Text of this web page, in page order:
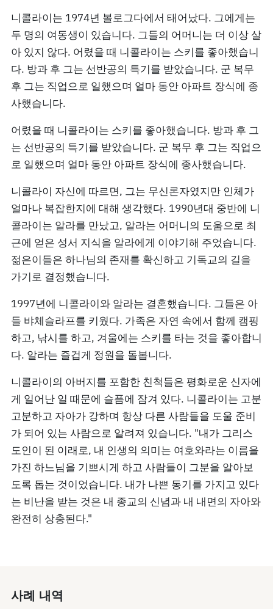
니콜라이는 1974년 볼로그다에서 태어났다. 그에게는
두 명의 여동생이 있습니다. 그들의 어머니는 더 이상 살
아 있지 않다. 어렸을 때 니콜라이는 스키를 좋아했습니
다. 방과 후 그는 선반공의 특기를 받았습니다. 군 복무
후 그는 직업으로 일했으며 얼마 동안 아파트 장식에 종
사했습니다.
어렸을 때 니콜라이는 스키를 좋아했습니다. 방과 후 그
는 선반공의 특기를 받았습니다. 군 복무 후 그는 직업으
로 일했으며 얼마 동안 아파트 장식에 종사했습니다.
니콜라이 자신에 따르면, 그는 무신론자였지만 인체가
얼마나 복잡한지에 대해 생각했다. 1990년대 중반에 니
콜라이는 알라를 만났고, 알라는 어머니의 도움으로 최
근에 얻은 성서 지식을 알라에게 이야기해 주었습니다.
젊은이들은 하나님의 존재를 확신하고 기독교의 길을
가기로 결정했습니다.
1997년에 니콜라이와 알라는 결혼했습니다. 그들은 아
들 뱌체슬라프를 키웠다. 가족은 자연 속에서 함께 캠핑
하고, 낚시를 하고, 겨울에는 스키를 타는 것을 좋아합니
다. 알라는 즐겁게 정원을 돌봅니다.
니콜라이의 아버지를 포함한 친척들은 평화로운 신자에
게 일어난 일 때문에 슬픔에 잠겨 있다. 니콜라이는 고분
고분하고 자아가 강하며 항상 다른 사람들을 도울 준비
가 되어 있는 사람으로 알려져 있습니다. "내가 그리스
도인이 된 이래로, 내 인생의 의미는 여호와라는 이름을
가진 하느님을 기쁘시게 하고 사람들이 그분을 알아보
도록 돕는 것이었습니다. 내가 나쁜 동기를 가지고 있다
는 비난을 받는 것은 내 종교의 신념과 내 내면의 자아와
완전히 상충된다."
사례 내역